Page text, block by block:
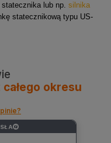
lub np. silnika
statecznikową typu US-
całego okresu
?